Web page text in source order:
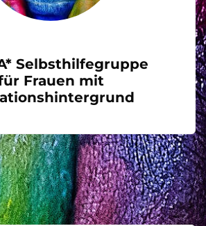
Selbsthilfegruppe
Frauen mit